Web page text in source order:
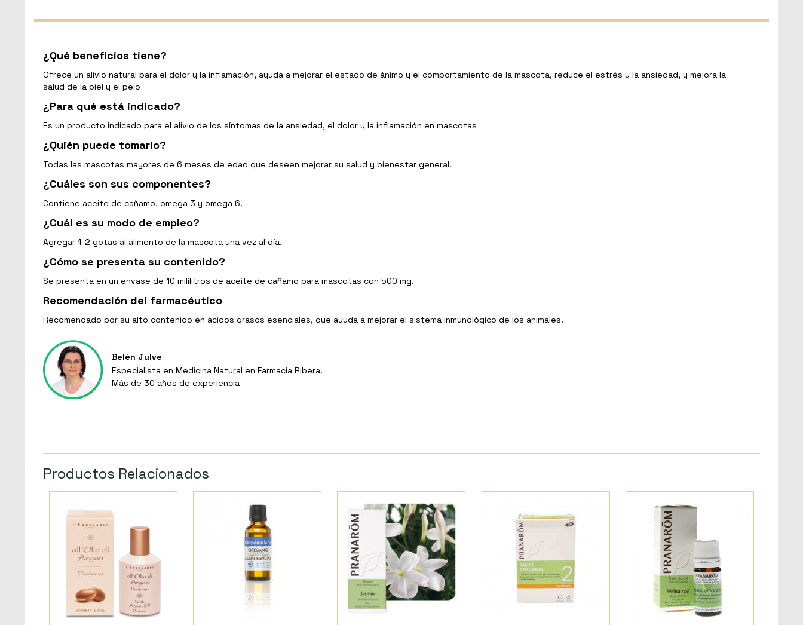
¿Qué beneficios tiene?
Ofrece un alivio natural para el dolor y la inflamación, ayuda a mejorar el estado de ánimo y el comportamiento de la mascota, reduce el estrés y la ansiedad, y mejora la
salud de la piel y el pelo
¿Para qué está indicado?
Es un producto indicado para el alivio de los síntomas de la ansiedad, el dolor y la inflamación en mascotas
¿Quién puede tomarlo?
Todas las mascotas mayores de 6 meses de edad que deseen mejorar su salud y bienestar general.
¿Cuáles son sus componentes?
Contiene aceite de cañamo, omega 3 y omega 6.
¿Cuál es su modo de empleo?
Agregar 1-2 gotas al alimento de la mascota una vez al día.
¿Cómo se presenta su contenido?
Se presenta en un envase de 10 mililitros de aceite de cañamo para mascotas con 500 mg.
Recomendación del farmacéutico
Recomendado por su alto contenido en ácidos grasos esenciales, que ayuda a mejorar el sistema inmunológico de los animales.
Belén Julve
Especialista en Medicina Natural en Farmacia Ribera.
Más de 30 años de experiencia
Productos Relacionados